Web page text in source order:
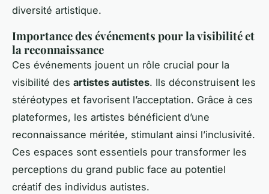
diversité artistique.
Importance des événements pour la visibilité et
la reconnaissance
Ces événements jouent un rôle crucial pour la
visibilité des artistes autistes. Ils déconstruisent les
stéréotypes et favorisent l’acceptation. Grâce à ces
plateformes, les artistes bénéficient d’une
reconnaissance méritée, stimulant ainsi l’inclusivité.
Ces espaces sont essentiels pour transformer les
perceptions du grand public face au potentiel
créatif des individus autistes.